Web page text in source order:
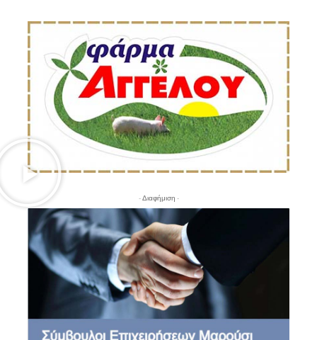
- Διαφήμιση -